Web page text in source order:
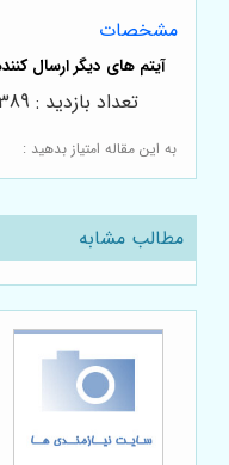
مشخصات
به این مقاله امتیاز بدهید :
تعداد بازدید : 389
مطالب مشابه